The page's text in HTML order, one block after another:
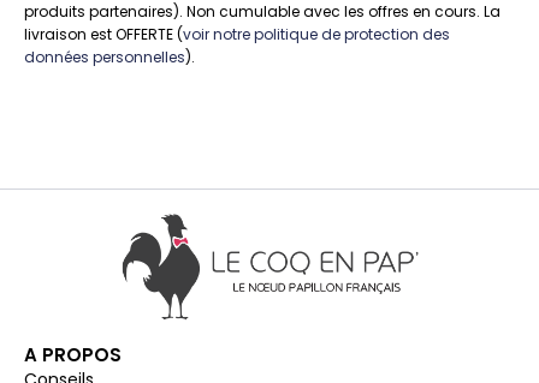
produits partenaires). Non cumulable avec les offres en cours. La
livraison est OFFERTE (voir notre politique de protection des
données personnelles).
A PROPOS